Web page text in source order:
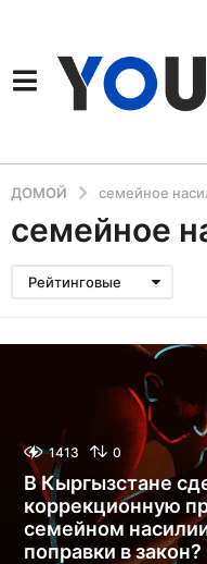
ДОМОЙ семейное
семейное
Рейтинговые
1413 0
В Кыргызстане
коррекционную
семейном
поправки в закон?